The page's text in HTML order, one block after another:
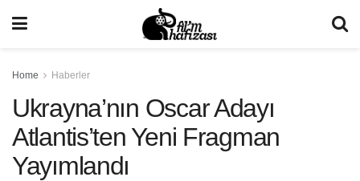
Home Haberler
Ukrayna’nın Oscar Adayı
Atlantis’ten Yeni Fragman
Yayımlandı